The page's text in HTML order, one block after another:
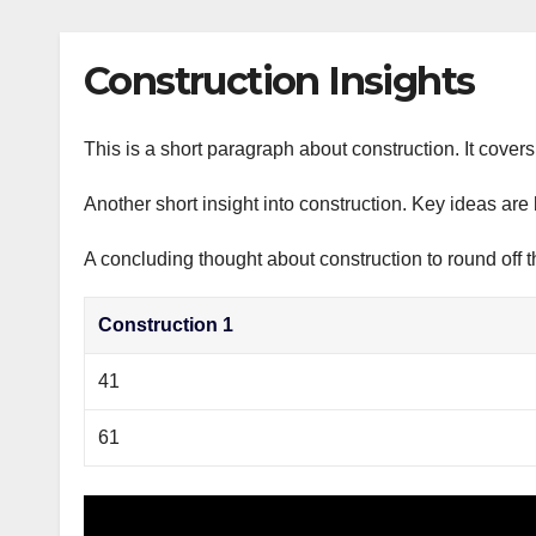
Construction Insights
This is a short paragraph about construction. It
Another short insight into construction. Key ideas
A concluding thought about construction to round off
Construction 1
41
61